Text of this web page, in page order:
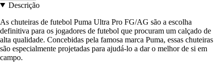
Descrição
As chuteiras de futebol Puma Ultra Pro FG/AG são a escolha
definitiva para os jogadores de futebol que procuram um calçado de
alta qualidade. Concebidas pela famosa marca Puma, essas chuteiras
são especialmente projetadas para ajudá-lo a dar o melhor de si em
campo.